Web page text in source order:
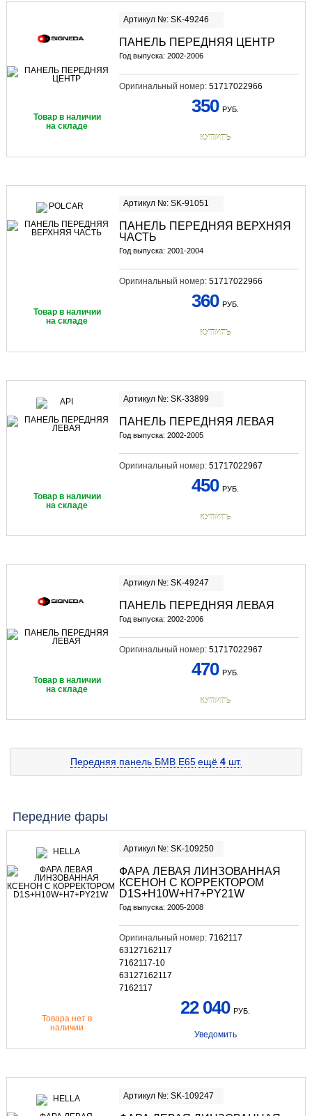
Артикул №: SK-49246
ПАНЕЛЬ ПЕРЕДНЯЯ ЦЕНТР
Год выпуска: 2002-2006
Оригинальный номер: 51717022966
Товар в наличии
на складе
350 РУБ.
КУПИТЬ
Артикул №: SK-91051
ПАНЕЛЬ ПЕРЕДНЯЯ ВЕРХНЯЯ
ЧАСТЬ
Год выпуска: 2001-2004
Оригинальный номер: 51717022966
Товар в наличии
на складе
360 РУБ.
КУПИТЬ
Артикул №: SK-33899
ПАНЕЛЬ ПЕРЕДНЯЯ ЛЕВАЯ
Год выпуска: 2002-2005
Оригинальный номер: 51717022967
Товар в наличии
на складе
450 РУБ.
КУПИТЬ
Артикул №: SK-49247
ПАНЕЛЬ ПЕРЕДНЯЯ ЛЕВАЯ
Год выпуска: 2002-2006
Оригинальный номер: 51717022967
Товар в наличии
на складе
470 РУБ.
КУПИТЬ
Передняя панель БМВ E65ещё 4 шт.
Передние фары
Артикул №: SK-109250
ФАРА ЛЕВАЯ ЛИНЗОВАННАЯ
КСЕНОН С КОРРЕКТОРОМ
D1S+H10W+H7+PY21W
Год выпуска: 2005-2008
Оригинальный номер: 7162117
63127162117
7162117-10
63127162117
7162117
Товара нет в
наличии
22 040 РУБ.
Уведомить
Артикул №: SK-109247